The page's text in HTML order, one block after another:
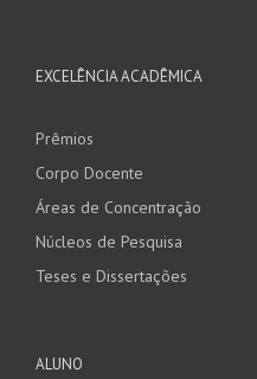
EXCELÊNCIA ACADÊMICA
Prêmios
Corpo Docente
Áreas de Concentração
Núcleos de Pesquisa
Teses e Dissertações
ALUNO